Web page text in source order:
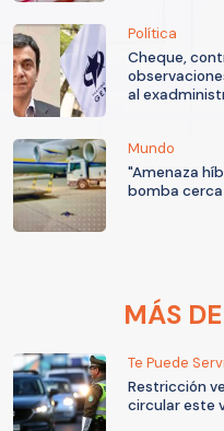
Política
Cheque,
al
Mundo
"Amenaza
bomba
MÁS
Te Puede
Restricción
circular este